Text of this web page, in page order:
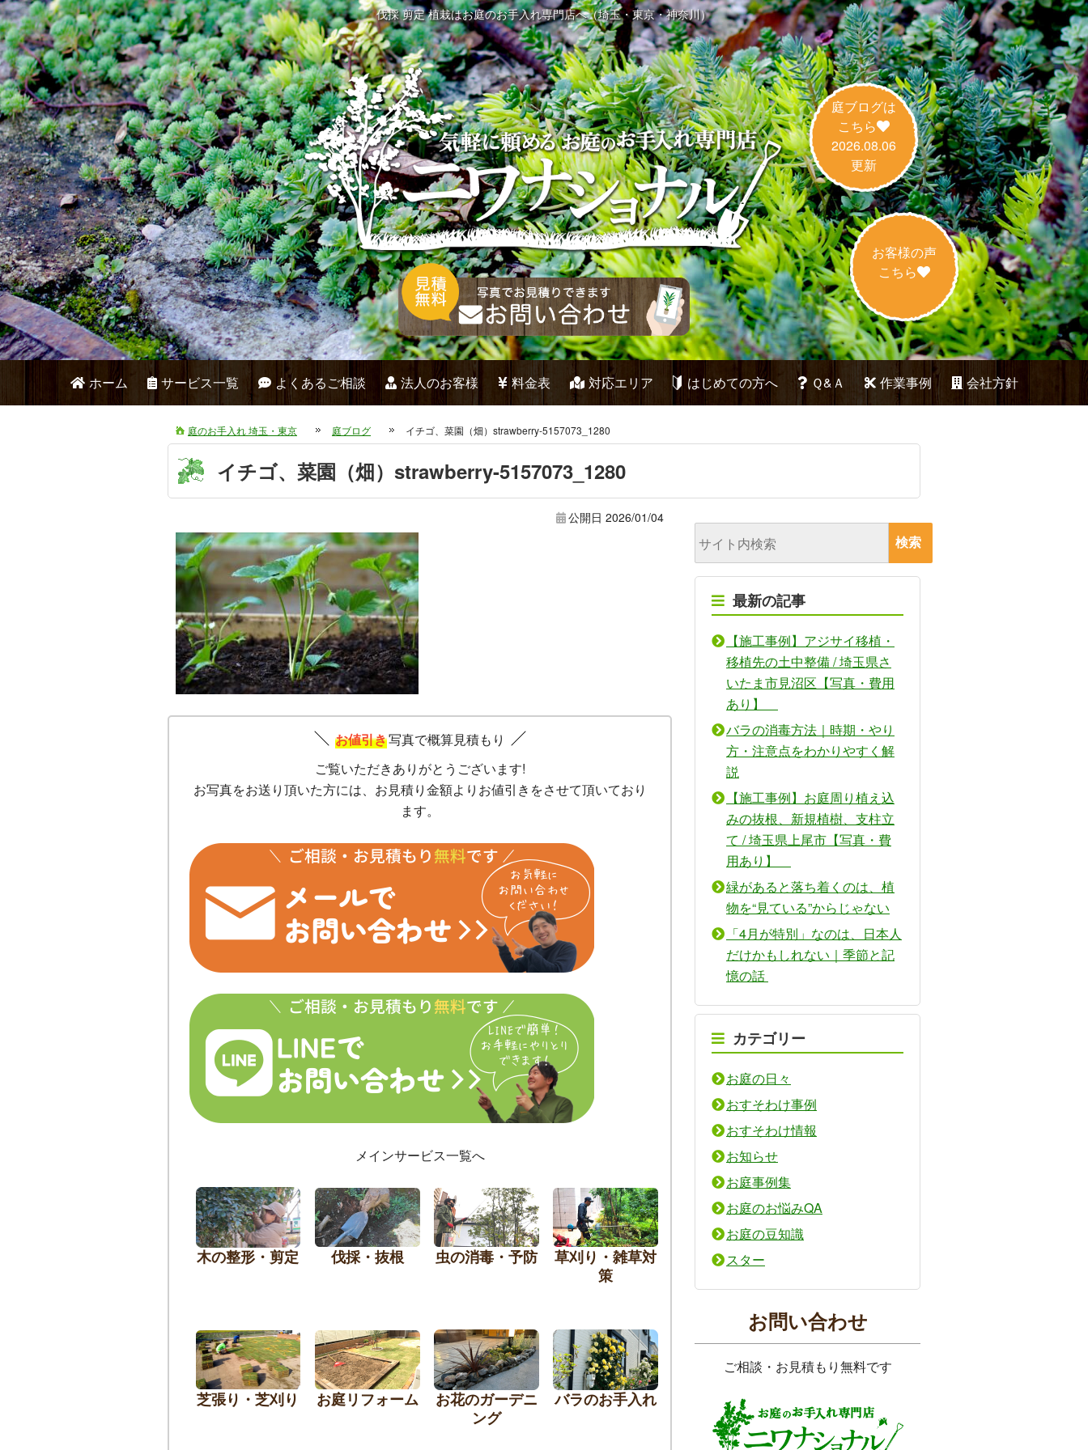
伐採 剪定 植栽はお庭のお手入れ専門店へ（埼玉・東京・神奈川）
庭ブログは
こちら
2026.08.06
更新
お客様の声
こちら
ホーム サービス一覧 よくあるご相談 法人のお客様 料金表 対応エリア はじめての方へ Ｑ&Ａ 作業事例 会社方針
庭のお手入れ 埼玉・東京 庭ブログ イチゴ、菜園（畑）strawberry-5157073_1280
イチゴ、菜園（畑）strawberry-5157073_1280
公開日2026/01/04
お値引き写真で概算見積もり
ご覧いただきありがとうございます!
お写真をお送り頂いた方には、お見積り金額よりお値引きをさせて頂いており
ます。
メインサービス一覧へ
木の整形・剪定 伐採・抜根 虫の消毒・予防
草刈り・雑草対
策
芝張り・芝刈り お庭リフォーム
お花のガーデニ
ング
バラのお手入れ
最新の記事
【施工事例】アジサイ移植・
移植先の土中整備 / 埼玉県さ
いたま市見沼区【写真・費用
あり】
バラの消毒方法｜時期・やり
方・注意点をわかりやすく解
説
【施工事例】お庭周り植え込
みの抜根、新規植樹、支柱立
て / 埼玉県上尾市【写真・費
用あり】
緑があると落ち着くのは、植
物を“見ている”からじゃない
「4月が特別」なのは、日本人
だけかもしれない｜季節と記
憶の話
カテゴリー
お庭の日々
おすそわけ事例
おすそわけ情報
お知らせ
お庭事例集
お庭のお悩みQA
お庭の豆知識
スター
お問い合わせ
ご相談・お見積もり無料です